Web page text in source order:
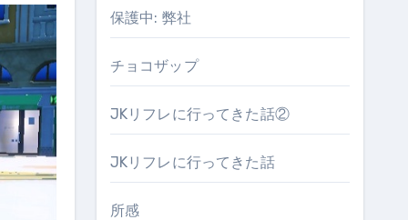
保護中: 弊社
チョコザップ
JKリフレに行ってきた話②
JKリフレに行ってきた話
所感